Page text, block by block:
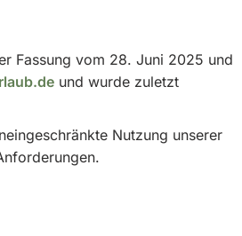
Fassung vom 28. Juni 2025 und
und wurde zuletzt
Nutzung unserer